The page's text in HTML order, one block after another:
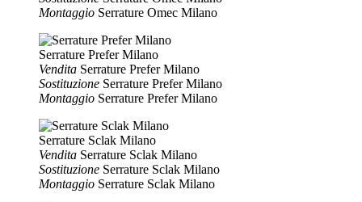
Montaggio Serrature Omec Milano
Serrature Prefer Milano
Vendita Serrature Prefer Milano
Sostituzione Serrature Prefer Milano
Montaggio Serrature Prefer Milano
Serrature Sclak Milano
Vendita Serrature Sclak Milano
Sostituzione Serrature Sclak Milano
Montaggio Serrature Sclak Milano